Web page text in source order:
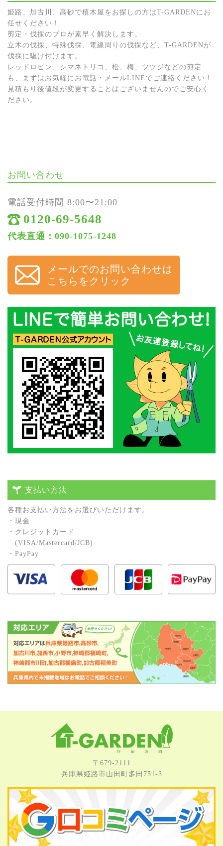
姫路、加古川、高砂で植木屋をお探しの方はT-GARDENにお
任せください！
剪定・伐採のプロが素早く解決します。
立木の伐採、特殊伐採、電線周りの伐採など、T-GARDENが
伐採に駆け付けます。
レッドロビン、シマネトリコ、松、梅、ツツジなどの剪定
も、まずはお気軽にお電話・メールLINEでご連絡ください！
見積もり後値段が変更することはございませんのでご安心く
ださい。
お問い合わせ
電話受付時間 8:00〜21:00
0120-69-5648
代表直通：090-1075-1248
メールでのお問い合わせは
こちらをクリック
支払い方法
各種お⽀払い⽅法をお選びいただけます。
・現⾦
・クレジットカード
(VISA/Mastercard/JCB)
・PayPay
〒679-2111
兵庫県姫路市⼭⽥町多⽥751-3